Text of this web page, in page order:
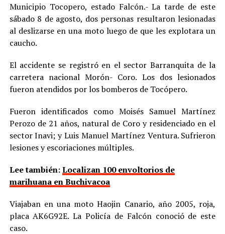
Municipio Tocopero, estado Falcón.- La tarde de este
sábado 8 de agosto, dos personas resultaron lesionadas
al deslizarse en una moto luego de que les explotara un
caucho.
El accidente se registró en el sector Barranquita de la
carretera nacional Morón- Coro. Los dos lesionados
fueron atendidos por los bomberos de Tocópero.
Fueron identificados como Moisés Samuel Martínez
Perozo de 21 años, natural de Coro y residenciado en el
sector Inavi; y Luis Manuel Martínez Ventura. Sufrieron
lesiones y escoriaciones múltiples.
Lee también:Localizan 100 envoltorios de
marihuana en Buchivacoa
Viajaban en una moto Haojin Canario, año 2005, roja,
placa AK6G92E. La Policía de Falcón conoció de este
caso.